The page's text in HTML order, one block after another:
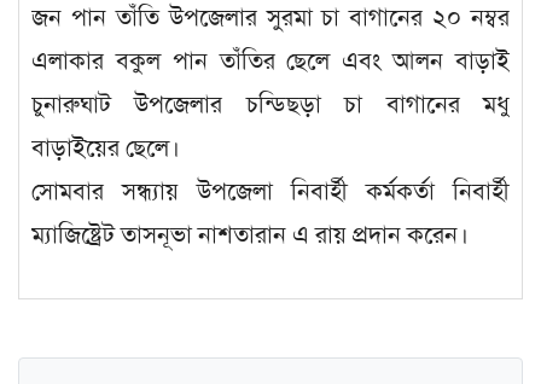
জন পান তাঁতি উপজেলার সুরমা চা বাগানের ২০ নম্বর
এলাকার বকুল পান তাঁতির ছেলে এবং আলন বাড়াই
চুনারুঘাট উপজেলার চন্ডিছড়া চা বাগানের মধু
বাড়াইয়ের ছেলে।
সোমবার সন্ধ্যায় উপজেলা নিবার্হী কর্মকর্তা নিবার্হী
ম্যাজিষ্ট্রেট তাসনূভা নাশতারান এ রায় প্রদান করেন।